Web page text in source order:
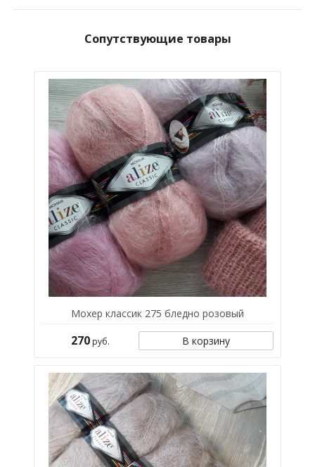
Сопутствующие товары
Мохер классик 275 бледно розовый
270руб. В корзину